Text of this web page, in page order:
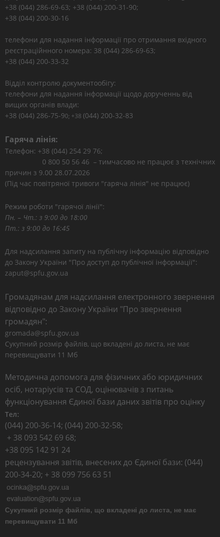
+38 (044) 286-69-63; +38 (044) 200-31-90;
+38 (044) 200-30-16
телефони для надання інформації про отримання вхідного
реєстраційнного номера: 38 (044) 286-69-63;
+38 (044) 200-33-32
Відділ контролю документообігу:
телефони для надання інформації щодо дорученнь від
вищих органів влади:
+38 (044) 286-75-90; +38 (044) 200-32-83
Гаряча лінія:
Телефон: +38 (044) 254 29 76;
0 800 50 56 46 – тимчасово не працює з технічних
причин з 9.00 28.07.2026
(Під час повітряної тривоги "гаряча лінія" не працює)
Режим роботи "гарячої лінії":
Пн. – Чт.: з 9:00 до 18:00
Пт.: з 9:00 до 16:45
Для надсилання запиту на публічну інформацію відповідно
до Закону України "Про доступ до публічної інформації":
zaput@spfu.gov.ua
Громадянам для надсилання електронного звернення
відповідно до Закону України "Про звернення
громадян":
gromada@spfu.gov.ua
Сукупний розмір файлів, що вкладені до листа, не має
перевищувати 11 Мб
Методична допомога для фізичних або юридичних
осіб, нотаріусів та СОД, оцінювачів з питань
функціонування Єдиної бази даних звітів про оцінку
Тел:
(044) 200-36-14; (044) 200-32-58;
+ 38 093 542 69 68;
+38 095 142 91 24
рецензування звітів, внесених до Єдиної бази: (044)
200-34-20; + 38 099 756 63 51
Сукупний розмір файлів, що вкладені до листа, не має
перевищувати 11 Мб